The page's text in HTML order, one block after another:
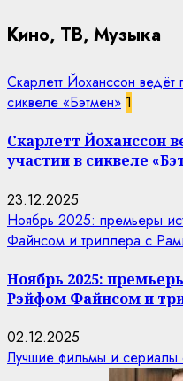
Кино, ТВ, Музыка
Скарлетт Йоханссон ведёт
сиквеле «Бэтмен» 1
Скарлетт Йоханссон
участии в сиквеле
23.12.2025
Ноябрь 2025: премьеры
Файнсом и триллера с
Ноябрь 2025:
Рэйфом Файнсом и
02.12.2025
Лучшие фильмы и